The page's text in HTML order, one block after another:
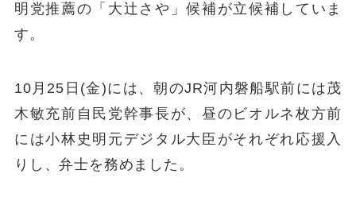
明党推薦の「大辻さや」候補が立候補していま
す。
10月25日(金)には、朝のJR河内磐船駅前には茂
木敏充前自民党幹事長が、昼のビオルネ枚方前
には小林史明元デジタル大臣がそれぞれ応援入
りし、弁士を務めました。